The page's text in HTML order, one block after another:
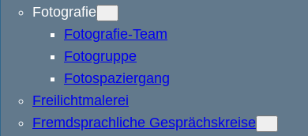
Fotografie
Fotografie-Team
Fotogruppe
Fotospaziergang
Freilichtmalerei
Fremdsprachliche Gesprächskreise